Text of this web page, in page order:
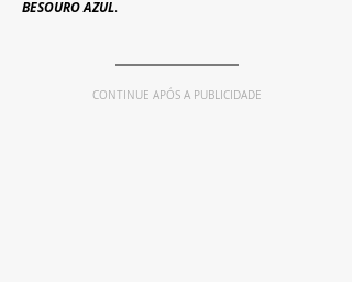
BESOURO AZUL.
CONTINUE APÓS A PUBLICIDADE